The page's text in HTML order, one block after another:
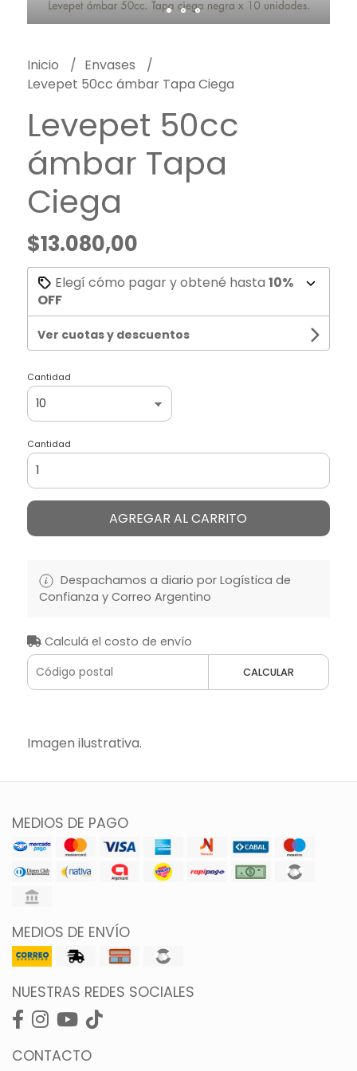
Inicio
Envases
Levepet 50cc ámbar Tapa Ciega
Levepet 50cc
ámbar Tapa
Ciega
$13.080,00
Elegí cómo pagar y obtené hasta 10%
OFF
Ver cuotas y descuentos
Cantidad
Cantidad
AGREGAR AL CARRITO
Despachamos a diario por Logística de
Confianza y Correo Argentino
Calculá el costo de envío
CALCULAR
Imagen ilustrativa.
MEDIOS DE PAGO
MEDIOS DE ENVÍO
NUESTRAS REDES SOCIALES
CONTACTO